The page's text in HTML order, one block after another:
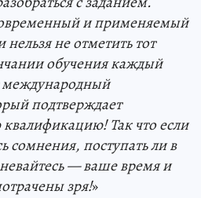
и применяемый
не отметить тот
обучения каждый
международный
подтверждает
квалификацию! Так что если
сомнения, поступать ли в
— ваше время и
зря!»